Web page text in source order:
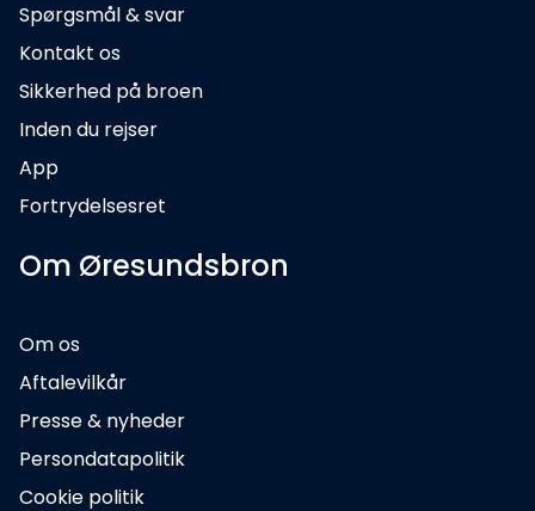
Spørgsmål & svar
Kontakt os
Sikkerhed på broen
Inden du rejser
App
Fortrydelsesret
Om Øresundsbron
Om os
Aftalevilkår
Presse & nyheder
Persondatapolitik
Cookie politik